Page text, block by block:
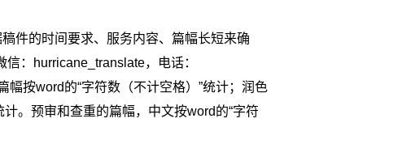
件的时间要求、服务内容、篇幅长短来确
：hurricane_translate，电话：
幅按word的“字符数（不计空格）”统计；润色
计。预审和查重的篇幅，中文按word的“字符